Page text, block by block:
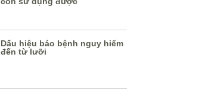
Dấu hiệu báo bệnh nguy hiểm
đến từ lưỡi